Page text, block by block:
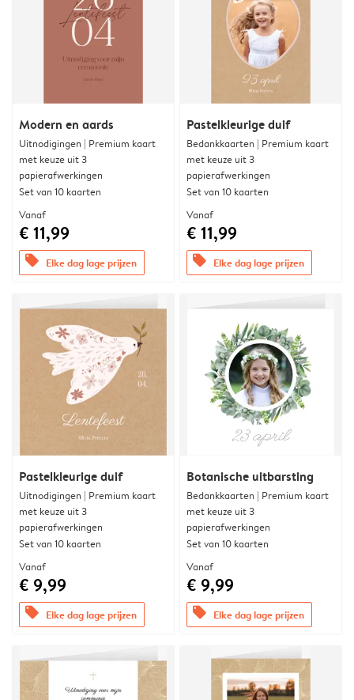
Modern en aards
Uitnodigingen | Premium kaart
met keuze uit 3
papierafwerkingen
Set van 10 kaarten
Vanaf
€ 11,99
offers Elke dag lage prijzen
Pastelkleurige duif
Bedankkaarten | Premium kaart
met keuze uit 3
papierafwerkingen
Set van 10 kaarten
Vanaf
€ 11,99
offers Elke dag lage prijzen
Pastelkleurige duif
Uitnodigingen | Premium kaart
met keuze uit 3
papierafwerkingen
Set van 10 kaarten
Vanaf
€ 9,99
offers Elke dag lage prijzen
Botanische uitbarsting
Bedankkaarten | Premium kaart
met keuze uit 3
papierafwerkingen
Set van 10 kaarten
Vanaf
€ 9,99
offers Elke dag lage prijzen